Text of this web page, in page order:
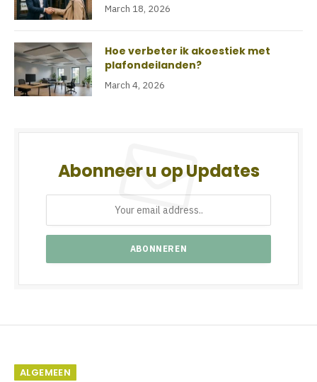
March 18, 2026
Hoe verbeter ik akoestiek met
plafondeilanden?
March 4, 2026
Abonneer u op Updates
ALGEMEEN